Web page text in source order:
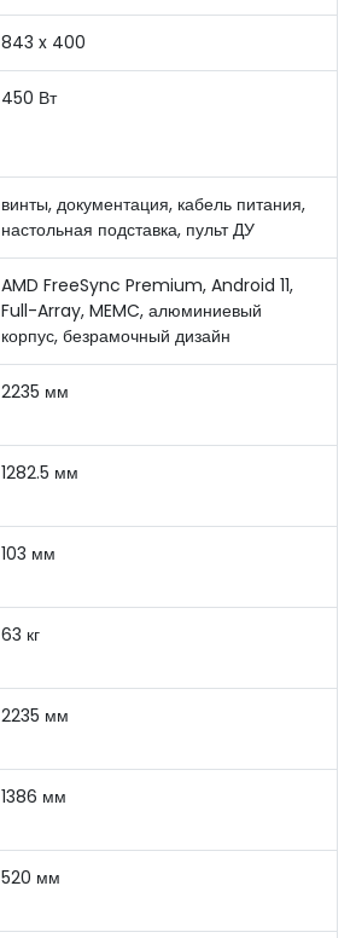
843 x 400
450 Вт
винты, документация, кабель питания,
настольная подставка, пульт ДУ
AMD FreeSync Premium, Android 11,
Full-Array, MEMC, алюминиевый
корпус, безрамочный дизайн
2235 мм
1282.5 мм
103 мм
63 кг
2235 мм
1386 мм
520 мм